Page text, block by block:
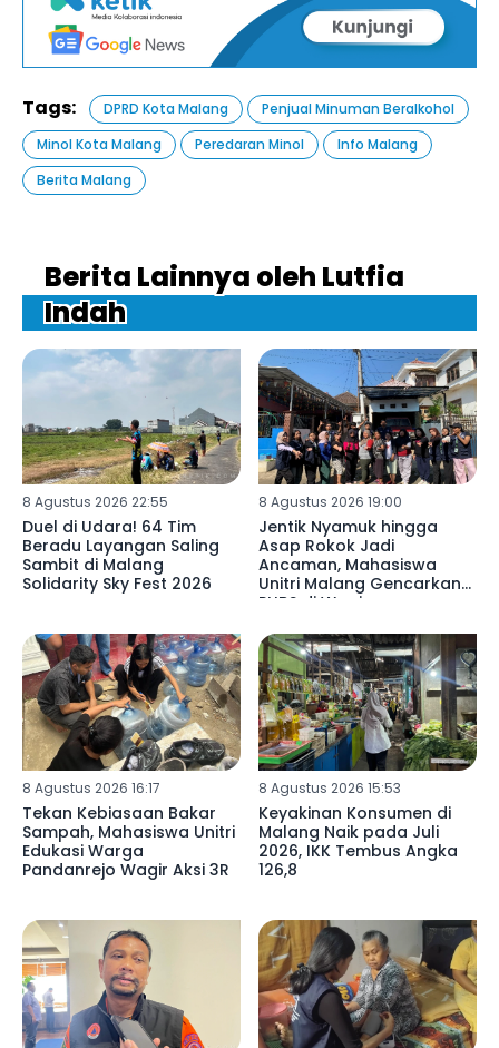
Tags: DPRD Kota Malang
Penjual Minuman Beralkohol
Minol Kota Malang
Peredaran Minol
Info Malang
Berita Malang
Berita Lainnya oleh Lutfia
Indah
8 Agustus 2026 22:55
Duel di Udara! 64 Tim
Beradu Layangan Saling
Sambit di Malang
Solidarity Sky Fest 2026
8 Agustus 2026 19:00
Jentik Nyamuk hingga
Asap Rokok Jadi
Ancaman, Mahasiswa
Unitri Malang Gencarkan
PHBS di Wagir
8 Agustus 2026 16:17
Tekan Kebiasaan Bakar
Sampah, Mahasiswa Unitri
Edukasi Warga
Pandanrejo Wagir Aksi 3R
8 Agustus 2026 15:53
Keyakinan Konsumen di
Malang Naik pada Juli
2026, IKK Tembus Angka
126,8